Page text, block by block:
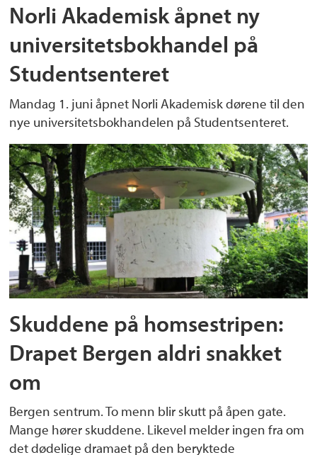
Norli Akademisk åpnet ny
universitetsbokhandel på
Studentsenteret
Mandag 1. juni åpnet Norli Akademisk dørene til den
nye universitetsbokhandelen på Studentsenteret.
Skuddene på homsestripen:
Drapet Bergen aldri snakket
om
Bergen sentrum. To menn blir skutt på åpen gate.
Mange hører skuddene. Likevel melder ingen fra om
det dødelige dramaet på den beryktede